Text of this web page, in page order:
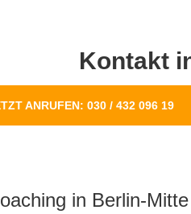
Kontakt
ANRUFEN: 030 / 432 096 19
in Berlin-Mitte